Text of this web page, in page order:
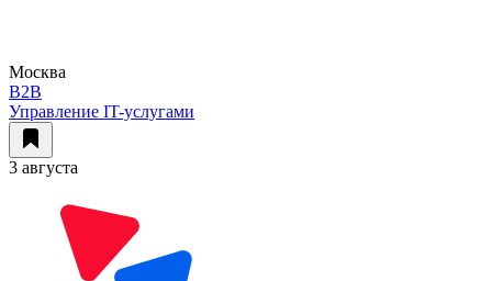
Москва
B2B
Управление IT-услугами
3 августа